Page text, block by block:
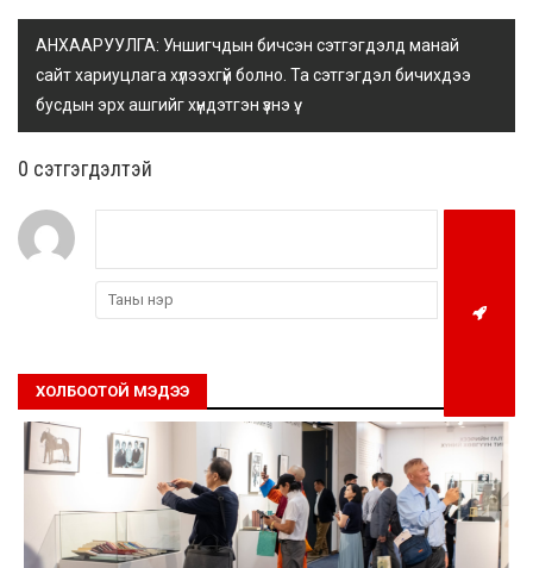
АНХААРУУЛГА: Уншигчдын бичсэн сэтгэгдэлд манай
сайт хариуцлага хүлээхгүй болно. Та сэтгэгдэл бичихдээ
бусдын эрх ашгийг хүндэтгэн үзнэ үү.
0 cэтгэгдэлтэй
ХОЛБООТОЙ МЭДЭЭ